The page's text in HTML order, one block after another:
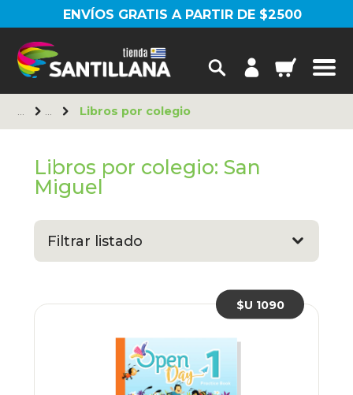
ENVÍOS GRATIS A PARTIR DE $2500
Libros por colegio
Libros por colegio: San
Miguel
Filtrar listado
$U 1090